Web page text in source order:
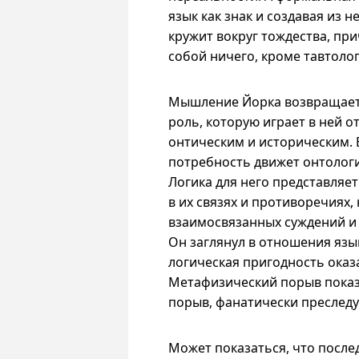
язык как знак и создавая из
кружит вокруг тождества,
собой ничего, кроме
Мышление Йорка
роль, которую играет в ней
онтическим и историческим.
потребность движет
Логика для него
в их связях и
взаимосвязанных суждений
Он заглянул в отношения
логическая пригодность
Метафизический порыв
порыв, фанатически
Может показаться, что